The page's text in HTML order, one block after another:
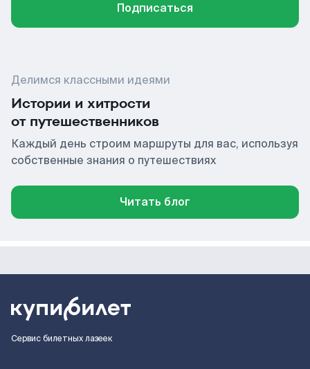
Подписаться
Делимся классными идеями
Истории и хитрости
от путешественников
Каждый день строим маршруты для вас, используя
собственные знания о путешествиях
Читать блог
Сервис билетных лазеек